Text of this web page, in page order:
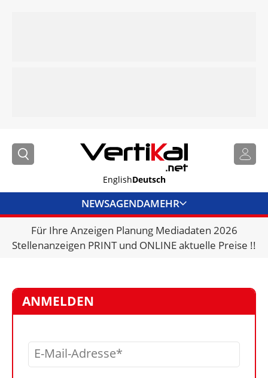
EnglishDeutsch
NEWSAGENDAMEHR
BRANCHENLINKS
VERMIETER
VIDEOS
BIBLIOTHEK
Für Ihre Anzeigen Planung Mediadaten 2026
Stellenanzeigen PRINT und ONLINE aktuelle Preise !!
ANMELDEN
E-Mail-Adresse